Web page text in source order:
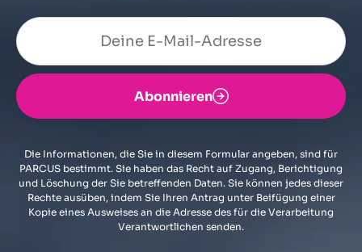
Abonnieren
Die Informationen, die Sie in diesem Formular angeben, sind für
PARCUS bestimmt. Sie haben das Recht auf Zugang, Berichtigung
und Löschung der Sie betreffenden Daten. Sie können jedes dieser
Rechte ausüben, indem Sie Ihren Antrag unter Beifügung einer
Kopie eines Ausweises an die Adresse des für die Verarbeitung
Verantwortlichen senden.